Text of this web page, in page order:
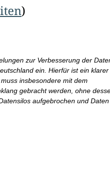
)
zur Verbesserung der
ein. Hierfür ist ein
insbesondere mit dem
gebracht werden, ohne
aufgebrochen und